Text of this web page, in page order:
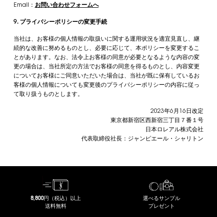
Email： お問い合わせフォームへ
9. プライバシーポリシーの変更手続
当社は、お客様の個人情報の取扱いに関する運用状況を適宜見直し、継
続的な改善に努めるものとし、必要に応じて、本ポリシーを変更するこ
とがあります。なお、法令上お客様の同意が必要となるような内容の変
更の場合は、当社所定の方法でお客様の同意を得るものとし、内容変更
についてお客様にご同意いただいた場合は、当社が既に保有しているお
客様の個人情報についても変更後のプライバシーポリシーの内容に従っ
て取り扱うものとします。
2023年6月16日改定
東京都新宿区西新宿三丁目７番１号
日本ロレアル株式会社
代表取締役社長：ジャンピエール・シャリトン
8,800円（税込）以上
送料無料
選べるサンプル
プレゼント